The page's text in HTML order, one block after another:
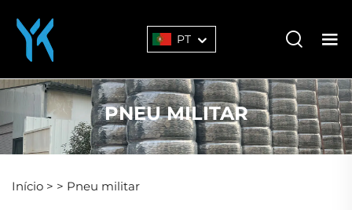
PT
PNEU MILITAR
Início > > Pneu militar